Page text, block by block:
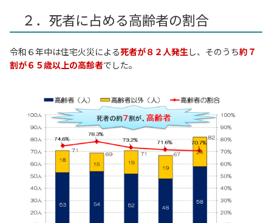
２．死者に占める高齢者の割合
令和６年中は住宅火災による死者が８２人発生 し、そのうち約７
割が６５歳以上の高齢者でした。